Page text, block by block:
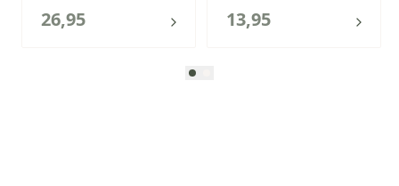
26,95 13,95